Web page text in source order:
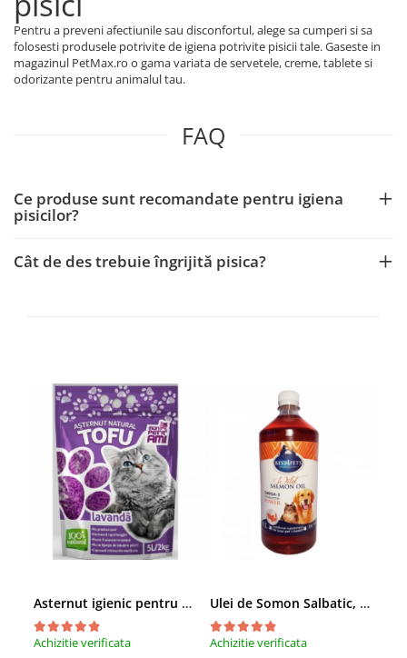
Pentru a preveni afectiunile sau disconfortul, alege sa cumperi si sa
folosesti produsele potrivite de igiena potrivite pisicii tale. Gaseste in
magazinul PetMax.ro o gama variata de servetele, creme, tablete si
odorizante pentru animalul tau.
FAQ
Ce produse sunt recomandate pentru igiena
pisicilor?
Cât de des trebuie îngrijită pisica?
Asternut igienic pentru pisici Tofu Lavanda, Mon Petit 5 l
Achizitie verificata
Ulei de Somon Salbatic, câini și pisici, piele si blană, BEST4PETS, 1l
Achizitie verificata